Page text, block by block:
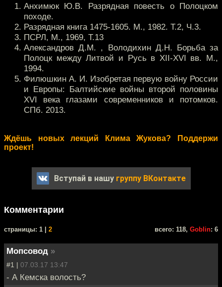
Анхимюк Ю.В. Разрядная повесть о Полоцком
походе.
Разрядная книга 1475-1605. М., 1982. Т.2, Ч.3.
ПСРЛ, М., 1969, Т.13
Александров Д.М. , Володихин Д.Н. Борьба за
Полоцк между Литвой и Русь в XII-XVI вв. М.,
1994.
Филюшкин А. И. Изобретая первую войну России
и Европы: Балтийские войны второй половины
XVI века глазами современников и потомков.
СПб. 2013.
Ждёшь новых лекций Клима Жукова? Поддержи
проект!
Вступай в нашу группу ВКонтакте
Комментарии
cтраницы: 1 | 2 всего: 118, Goblin: 6
Мопсовод »
#1 | 07.03.17 13:47
- А Кемска волость?